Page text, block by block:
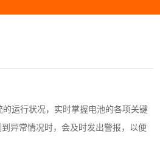
运行状况，实时掌握电池的各项关键
异常情况时，会及时发出警报，以便